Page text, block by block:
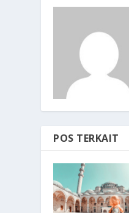
POS TERKAIT